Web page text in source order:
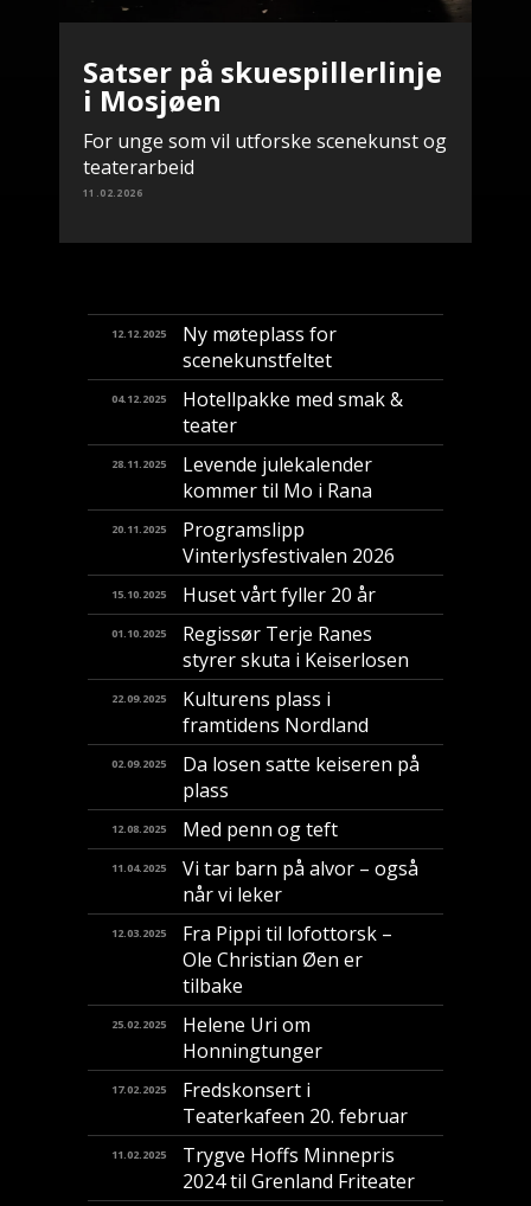
Satser på skuespillerlinje
i Mosjøen
For unge som vil utforske scenekunst og
teaterarbeid
11.02.2026
12.12.2025
Ny møteplass for
scenekunstfeltet
04.12.2025
Hotellpakke med smak &
teater
28.11.2025
Levende julekalender
kommer til Mo i Rana
20.11.2025
Programslipp
Vinterlysfestivalen 2026
15.10.2025 Huset vårt fyller 20 år
01.10.2025
Regissør Terje Ranes
styrer skuta i Keiserlosen
22.09.2025
Kulturens plass i
framtidens Nordland
02.09.2025
Da losen satte keiseren på
plass
12.08.2025 Med penn og teft
11.04.2025
Vi tar barn på alvor – også
når vi leker
12.03.2025
Fra Pippi til lofottorsk –
Ole Christian Øen er
tilbake
25.02.2025
Helene Uri om
Honningtunger
17.02.2025
Fredskonsert i
Teaterkafeen 20. februar
11.02.2025
Trygve Hoffs Minnepris
2024 til Grenland Friteater